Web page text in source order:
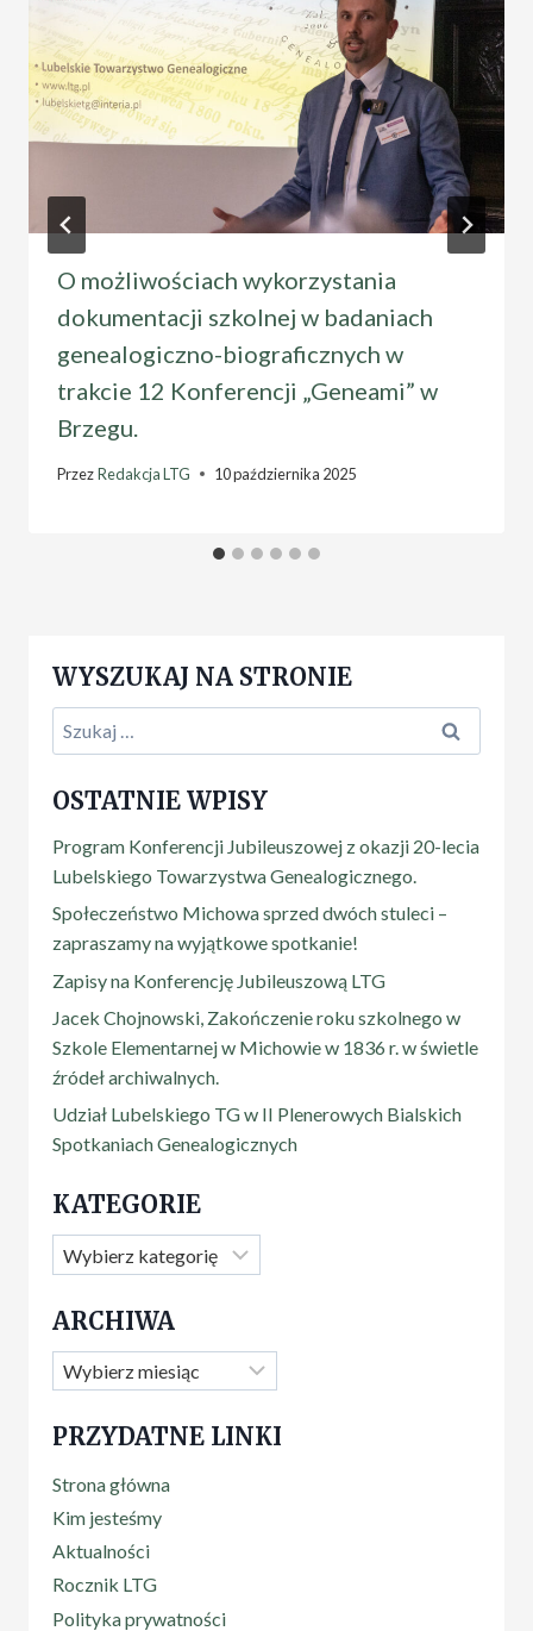
O możliwościach wykorzystania
dokumentacji szkolnej w badaniach
genealogiczno-biograficznych w
trakcie 12 Konferencji „Geneami” w
Brzegu.
PrzezRedakcja LTG 10 października 2025
WYSZUKAJ NA STRONIE
OSTATNIE WPISY
Program Konferencji Jubileuszowej z okazji 20-lecia
Lubelskiego Towarzystwa Genealogicznego.
Społeczeństwo Michowa sprzed dwóch stuleci –
zapraszamy na wyjątkowe spotkanie!
Zapisy na Konferencję Jubileuszową LTG
Jacek Chojnowski, Zakończenie roku szkolnego w
Szkole Elementarnej w Michowie w 1836 r. w świetle
źródeł archiwalnych.
Udział Lubelskiego TG w II Plenerowych Bialskich
Spotkaniach Genealogicznych
KATEGORIE
ARCHIWA
PRZYDATNE LINKI
Strona główna
Kim jesteśmy
Aktualności
Rocznik LTG
Polityka prywatności